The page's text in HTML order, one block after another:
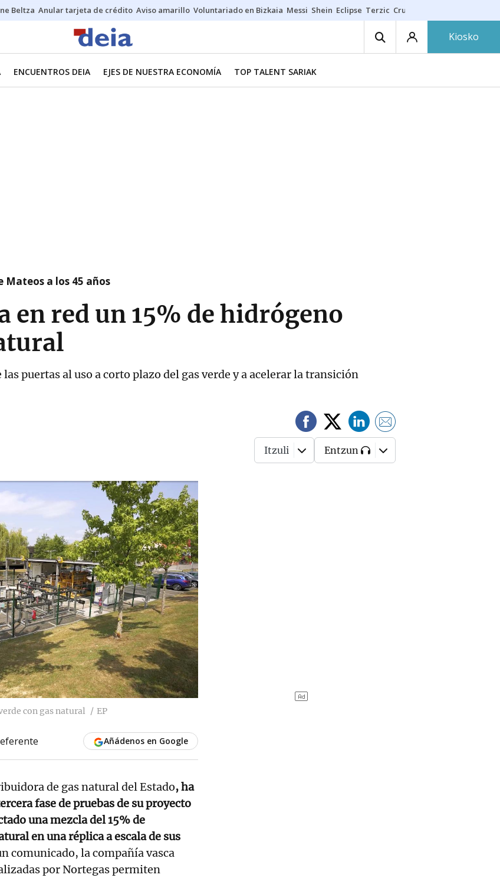
Beltza Anular tarjeta de crédito Aviso amarillo Voluntariado en Bizkaia Messi Shein Eclipse Terzic Cruz Gorbeia
Kiosko
ENCUENTROS DEIA EJES DE NUESTRA ECONOMÍA TOP TALENT SARIAK
Mateos a los 45 años
en red un 15% de hidrógeno
puertas al uso a corto plazo del gas verde y a acelerar la transición
Itzuli Entzun
con gas natural EP
Añádenos en Google
de gas natural del Estado, ha
fase de pruebas de su proyecto
una mezcla del 15% de
en una réplica a escala de sus
comunicado, la compañía vasca
por Nortegas permiten